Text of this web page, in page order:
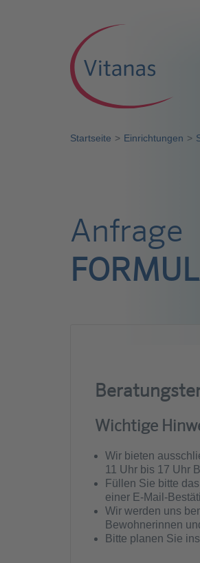
Startseite Einrichtungen
Anfrage
Wichtige
Wir bieten
11 Uhr bis 17 Uhr
Füllen Sie bitte
einer E-Mail-
Wir werden uns
Bewohnerinnen
Bitte planen Sie